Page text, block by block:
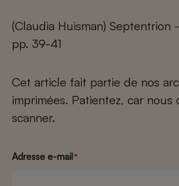
(Claudia Huisman) Septentrion
pp. 39-41
Cet article fait partie de nos
imprimées. Patientez, car nous
scanner.
Adresse e-mail*